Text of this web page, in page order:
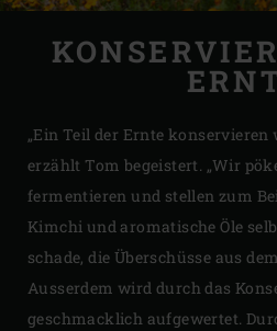
„Ein Teil der Ernte
erzählt Tom begeistert. „Wir
fermentieren und stellen zum
Kimchi und aromatische Öle
schade, die Überschüsse aus
Ausserdem wird durch das
geschmacklich aufgewertet.